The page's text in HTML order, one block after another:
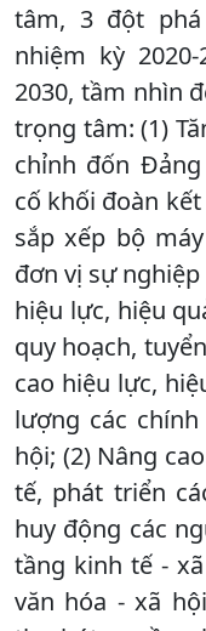
tâm, 3 đột
nhiệm kỳ
2030, tầm nhìn
trọng tâm: (1)
chỉnh đốn
cố khối đoàn
sắp xếp bộ
đơn vị sự
hiệu lực, hiệu
quy hoạch,
cao hiệu lực,
lượng các
hội; (2) Nâng
tế, phát triển
huy động các
tầng kinh tế -
văn hóa - xã